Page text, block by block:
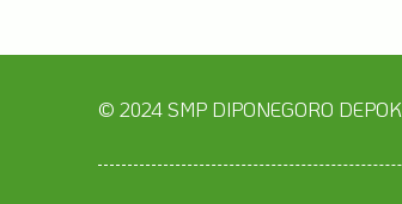
© 2024 SMP DIPONEGORO DEPOK